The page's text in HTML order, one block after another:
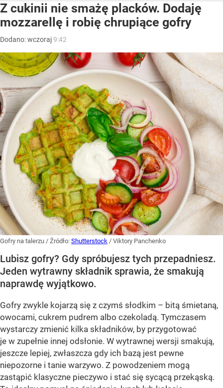
Z cukinii nie smażę placków. Dodaję
mozzarellę i robię chrupiące gofry
Dodano:wczoraj9:42
Gofry na talerzu / Źródło: Shutterstock / Viktory Panchenko
Lubisz gofry? Gdy spróbujesz tych przepadniesz.
Jeden wytrawny składnik sprawia, że smakują
naprawdę wyjątkowo.
Gofry zwykle kojarzą się z czymś słodkim – bitą śmietaną,
owocami, cukrem pudrem albo czekoladą. Tymczasem
wystarczy zmienić kilka składników, by przygotować
je w zupełnie innej odsłonie. W wytrawnej wersji smakują,
jeszcze lepiej, zwłaszcza gdy ich bazą jest pewne
niepozorne i tanie warzywo. Z powodzeniem mogą
zastąpić klasyczne pieczywo i stać się sycącą przekąską.